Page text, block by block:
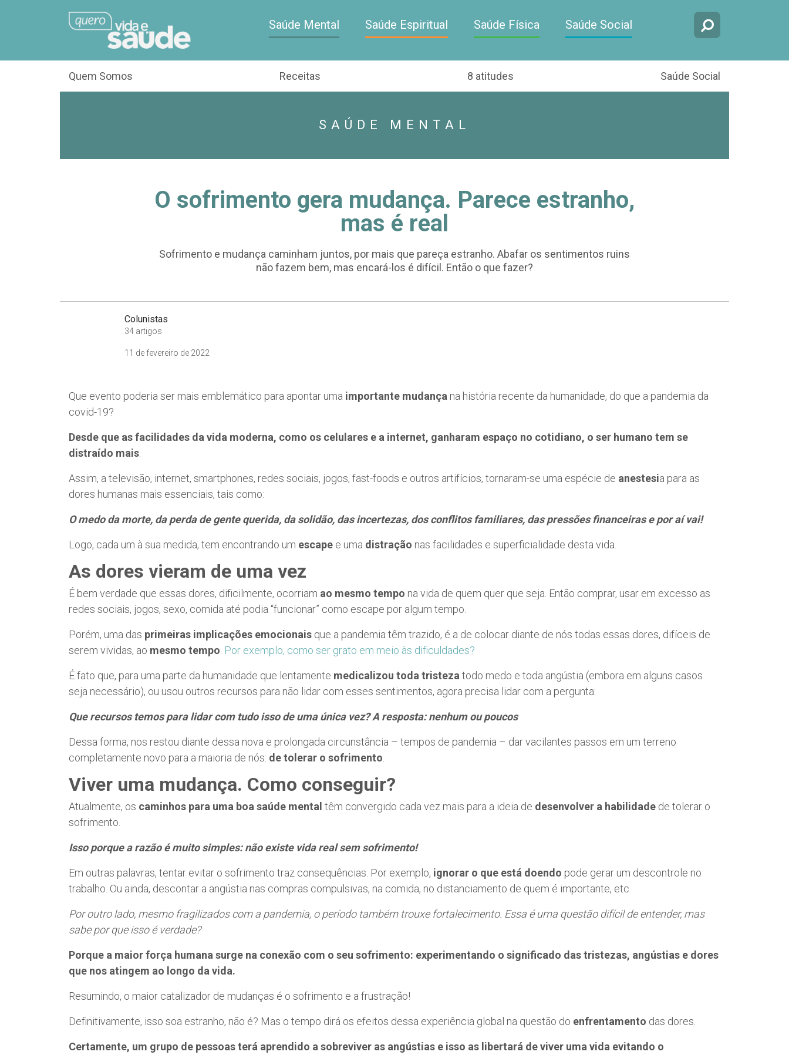
Saúde Mental Saúde Espiritual Saúde Física Saúde Social
Quem Somos Receitas 8 atitudes Saúde Social
SAÚDE MENTAL
O sofrimento gera mudança. Parece estranho,
mas é real
Sofrimento e mudança caminham juntos, por mais que pareça estranho. Abafar os sentimentos ruins
não fazem bem, mas encará-los é difícil. Então o que fazer?
Colunistas
34 artigos
11 de fevereiro de 2022
Que evento poderia ser mais emblemático para apontar uma importante mudança na história recente da humanidade, do que a pandemia da
covid-19?
Desde que as facilidades da vida moderna, como os celulares e a internet, ganharam espaço no cotidiano, o ser humano tem se
distraído mais
Assim, a televisão, internet, smartphones, redes sociais, jogos, fast-foods e outros artifícios, tornaram-se uma espécie de anestesia para as
dores humanas mais essenciais, tais como:
O medo da morte, da perda de gente querida, da solidão, das incertezas, dos conflitos familiares, das pressões financeiras e por aí vai!
Logo, cada um à sua medida, tem encontrando um escape e uma distração nas facilidades e superficialidade desta vida.
As dores vieram de uma vez
É bem verdade que essas dores, dificilmente, ocorriam ao mesmo tempo na vida de quem quer que seja. Então comprar, usar em excesso as
redes sociais, jogos, sexo, comida até podia “funcionar” como escape por algum tempo.
Porém, uma das primeiras implicações emocionais que a pandemia têm trazido, é a de colocar diante de nós todas essas dores, difíceis de
serem vividas, ao mesmo tempo Por exemplo, como ser grato em meio às dificuldades?
É fato que, para uma parte da humanidade que lentamente medicalizou toda tristeza todo medo e toda angústia (embora em alguns casos
seja necessário), ou usou outros recursos para não lidar com esses sentimentos, agora precisa lidar com a pergunta:
Que recursos temos para lidar com tudo isso de uma única vez? A resposta: nenhum ou poucos
Dessa forma, nos restou diante dessa nova e prolongada circunstância – tempos de pandemia – dar vacilantes passos em um terreno
completamente novo para a maioria de nós: detolerar o sofrimento
Viver uma mudança. Como conseguir?
Atualmente, os caminhos para uma boa saúde mental têm convergido cada vez mais para a ideia de desenvolver a habilidade de tolerar o
sofrimento.
Isso porque a razão é muito simples: não existe vida real sem sofrimento!
Em outras palavras, tentar evitar o sofrimento traz consequências. Por exemplo, ignorar o que está doendo pode gerar um descontrole no
trabalho. Ou ainda, descontar a angústia nas compras compulsivas, na comida, no distanciamento de quem é importante, etc.
Por outro lado, mesmo fragilizados com a pandemia, o período também trouxe fortalecimento. Essa é uma questão difícil de entender, mas
sabe por que isso é verdade?
Porque a maior força humana surge na conexão com o seu sofrimento: experimentando o significado das tristezas, angústias e dores
que nos atingem ao longo da vida.
Resumindo, o maior catalizador de mudanças é o sofrimento e a frustração!
Definitivamente, isso soa estranho, não é? Mas o tempo dirá os efeitos dessa experiência global na questão do enfrentamento das dores.
Certamente, um grupo de pessoas terá aprendido a sobreviver as angústias e isso as libertará de viver uma vida evitando o